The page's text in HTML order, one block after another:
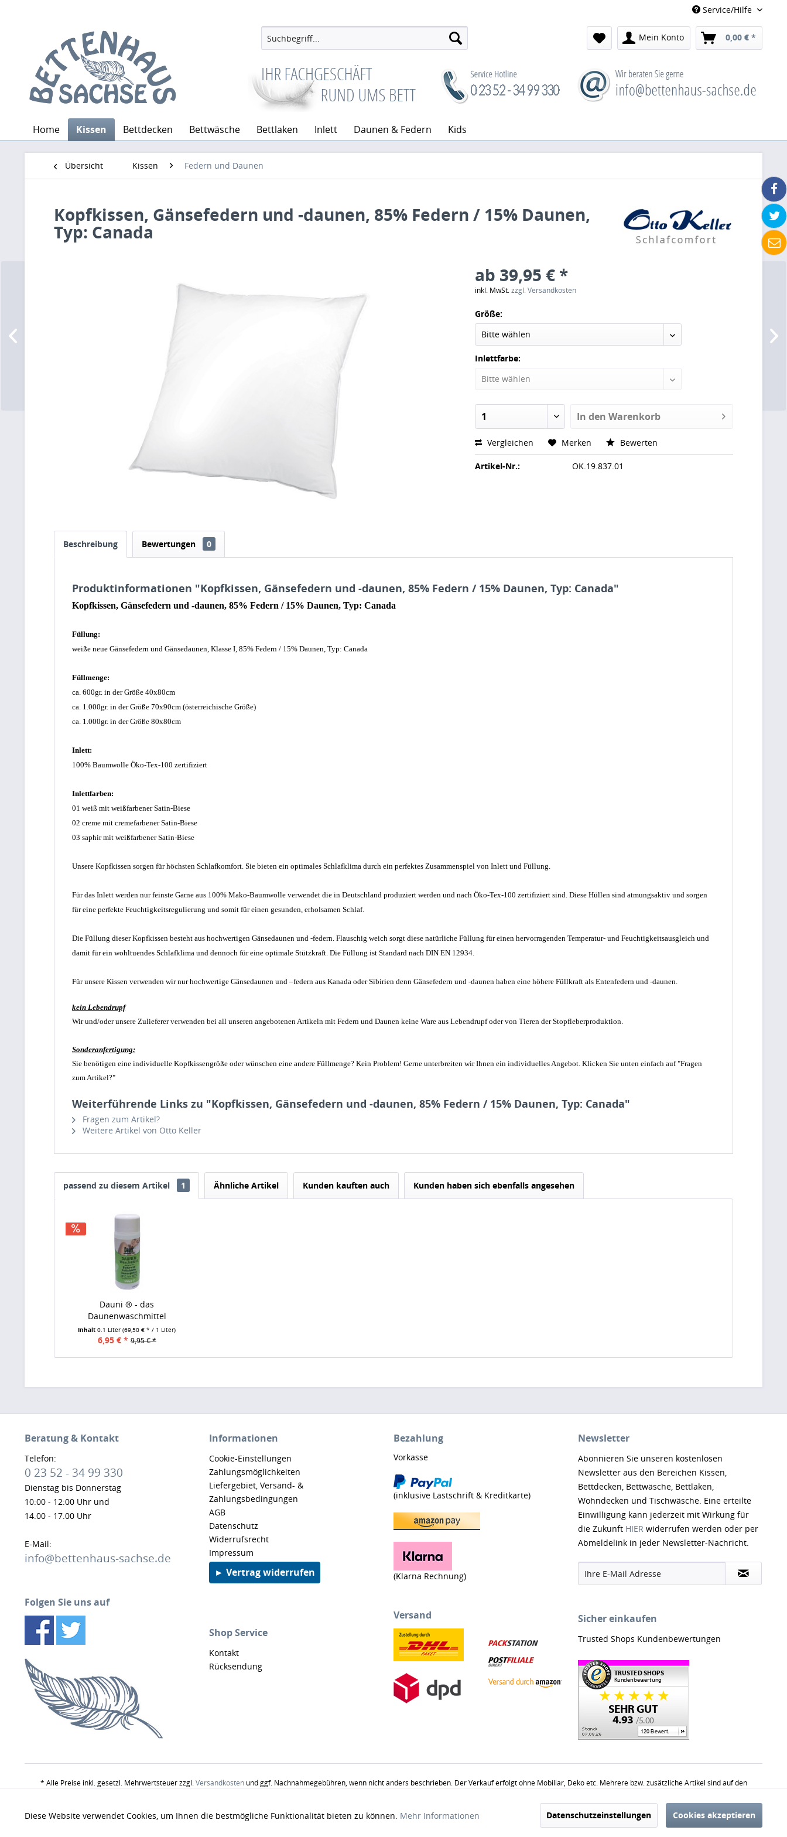
Service/Hilfe
Mein Konto 0,00 € *
Home Kissen Bettdecken Bettwäsche Bettlaken Inlett Daunen & Federn Kids
Übersicht Kissen Federn und Daunen
Kopfkissen, Gänsefedern und -daunen, 85% Federn / 15% Daunen,
Typ: Canada
ab 39,95 € *
inkl. MwSt.zzgl. Versandkosten
Größe:
Inlettfarbe:
In den Warenkorb
Vergleichen Merken Bewerten
Artikel-Nr.: OK.19.837.01
Beschreibung Bewertungen 0
Produktinformationen "Kopfkissen, Gänsefedern und -daunen, 85% Federn / 15% Daunen, Typ: Canada"
Kopfkissen, Gänsefedern und -daunen, 85% Federn / 15% Daunen, Typ: Canada
Füllung:
weiße neue Gänsefedern und Gänsedaunen, Klasse I, 85% Federn / 15% Daunen, Typ: Canada
Füllmenge:
ca. 600gr. in der Größe 40x80cm
ca. 1.000gr. in der Größe 70x90cm (österreichische Größe)
ca. 1.000gr. in der Größe 80x80cm
Inlett:
100% Baumwolle Öko-Tex-100 zertifiziert
Inlettfarben:
01 weiß mit weißfarbener Satin-Biese
02 creme mit cremefarbener Satin-Biese
03 saphirmit weißfarbener Satin-Biese
Unsere Kopfkissen sorgen für höchsten Schlafkomfort. Sie bieten ein optimales Schlafklima durch ein perfektes Zusammenspiel von Inlett und Füllung.
Für das Inlett werden nur feinste Garne aus 100% Mako-Baumwolle verwendet die in Deutschland produziert werden und nach Öko-Tex-100 zertifiziert sind. Diese Hüllen sind atmungsaktiv und sorgen
für eine perfekte Feuchtigkeitsregulierung und somit für einen gesunden, erholsamen Schlaf.
Die Füllung dieser Kopfkissen besteht aus hochwertigen Gänsedaunen und -federn. Flauschig weich sorgt diese natürliche Füllung für einen hervorragenden Temperatur- und Feuchtigkeitsausgleich und
damit für ein wohltuendes Schlafklima und dennoch für eine optimale Stützkraft. Die Füllung ist Standard nach DIN EN 12934.
Für unsere Kissen verwenden wir nur hochwertige Gänsedaunen und –federn aus Kanada oder Sibirien denn Gänsefedern und -daunen haben eine höhere Füllkraft als Entenfedern und -daunen.
kein Lebendrupf
Wir und/oder unsere Zulieferer verwenden bei all unseren angebotenen Artikeln mit Federn und Daunen keine Ware aus Lebendrupf oder von Tieren der Stopfleberproduktion.
Sonderanfertigung:
Sie benötigen eine individuelle Kopfkissengröße oder wünschen eine andere Füllmenge? Kein Problem! Gerne unterbreiten wir Ihnen ein individuelles Angebot. Klicken Sie unten einfach auf "Fragen
zum Artikel?"
Weiterführende Links zu "Kopfkissen, Gänsefedern und -daunen, 85% Federn / 15% Daunen, Typ: Canada"
Fragen zum Artikel?
Weitere Artikel von Otto Keller
passend zu diesem Artikel 1 Ähnliche Artikel Kunden kauften auch Kunden haben sich ebenfalls angesehen
Dauni ® - das
Daunenwaschmittel
Inhalt0.1 Liter(69,50 € * / 1 Liter)
6,95 € * 9,95 € *
Beratung & Kontakt
Telefon:
0 23 52 - 34 99 330
Dienstag bis Donnerstag
10:00 - 12:00 Uhr und
14.00 - 17.00 Uhr
E-Mail:
info@bettenhaus-sachse.de
Folgen Sie uns auf
Informationen
Cookie-Einstellungen
Zahlungsmöglichkeiten
Liefergebiet, Versand- &
Zahlungsbedingungen
AGB
Datenschutz
Widerrufsrecht
Impressum
► Vertrag widerrufen
Shop Service
Kontakt
Rücksendung
Bezahlung
Vorkasse
(inklusive Lastschrift & Kreditkarte)
(Klarna Rechnung)
Versand
Newsletter
Abonnieren Sie unseren kostenlosen
Newsletter aus den Bereichen Kissen,
Bettdecken, Bettwäsche, Bettlaken,
Wohndecken und Tischwäsche. Eine erteilte
Einwilligung kann jederzeit mit Wirkung für
die Zukunft HIER widerrufen werden oder per
Abmeldelink in jeder Newsletter-Nachricht.
Sicher einkaufen
Trusted Shops Kundenbewertungen
* Alle Preise inkl. gesetzl. Mehrwertsteuer zzgl.Versandkostenund ggf. Nachnahmegebühren, wenn nicht anders beschrieben. Der Verkauf erfolgt ohne Mobiliar, Deko etc. Mehrere bzw. zusätzliche Artikel sind auf den
© 2010-2026 Bettenhaus Sachse - Alle Rechte vorbehalten
Funktionale Aktiv
Diese Website verwendet Cookies, um Ihnen die bestmögliche Funktionalität bieten zu können. Mehr Informationen Datenschutzeinstellungen Cookies akzeptieren